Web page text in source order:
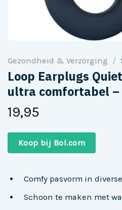
Gezondheid & Verzorging /
Loop Earplugs
ultra comfortabel –
19,95
Koop bij Bol.com
Comfy pasvorm in
Schoon te maken met